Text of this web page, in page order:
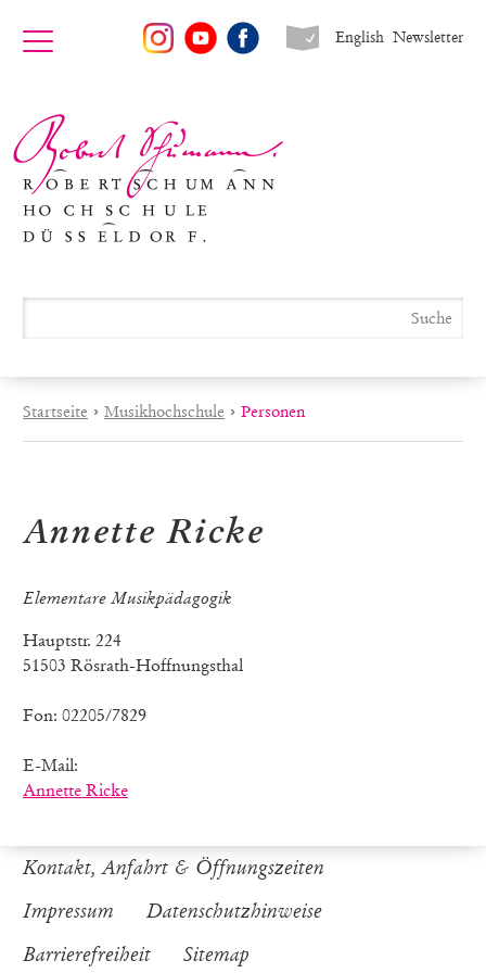
Newsletter
English
Startseite › Musikhochschule › Personen
Annette Ricke
Elementare Musikpädagogik
Hauptstr. 224
51503 Rösrath-Hoffnungsthal
Fon: 02205/7829
E-Mail:
Annette Ricke
Kontakt, Anfahrt & Öffnungszeiten
Impressum
Datenschutzhinweise
Barrierefreiheit
Sitemap